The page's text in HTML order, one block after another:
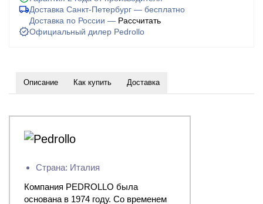
Доставка Санкт-Петербург — бесплатно
Доставка по России — Рассчитать
Официальный дилер Pedrollo
Описание Как купить Доставка
Страна: Италия
Компания PEDROLLO была
основана в 1974 году. Со временем